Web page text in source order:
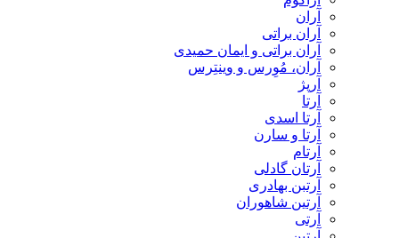
آران
آران براتی
آران براتی و ایمان حمیدی
آران، مُوِرس و وینتِرس
آرپژ
آرتا
آرتا اسدی
آرتا و سارن
آرتام
آرتان گادلی
آرتبن بهادری
آرتين شاهوران
آرتی